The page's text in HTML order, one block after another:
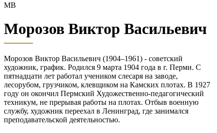
МВ
Морозов Виктор Васильевич
Морозов Виктор Васильевич (1904–1961) - советский
художник, график. Родился 9 марта 1904 года в г. Перми. С
пятнадцати лет работал учеником слесаря на заводе,
лесорубом, грузчиком, клевщиком на Камских плотах. В 1927
году он окончил Пермский Художественно-педагогический
техникум, не прерывая работы на плотах. Отбыв военную
службу, художник переехал в Ленинград, где занимался
преподавательской деятельностью.